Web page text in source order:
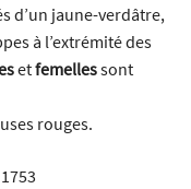
d’un jaune-verdâtre,
à l’extrémité des
etfemellessont
rouges.